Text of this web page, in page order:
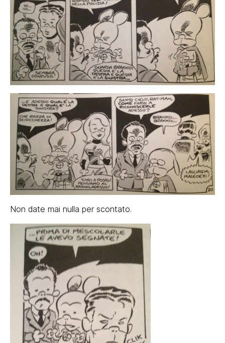
Non date mai nulla per scontato.